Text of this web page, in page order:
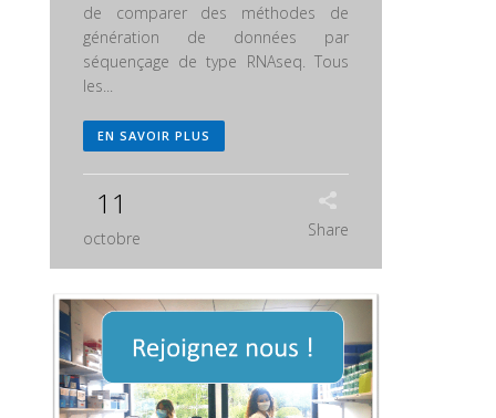
de comparer des méthodes de
génération de données par
séquençage de type RNAseq. Tous
les...
EN SAVOIR PLUS
11
octobre Share